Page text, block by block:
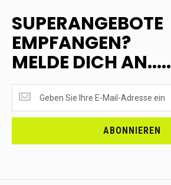
SUPERANGEBOTE
EMPFANGEN?
MELDE DICH AN.....
EMPFANGEN?
<br>MELDE
ABONNIEREN